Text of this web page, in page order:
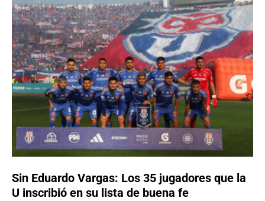
Sin Eduardo Vargas: Los 35 jugadores que la
U inscribió en su lista de buena fe